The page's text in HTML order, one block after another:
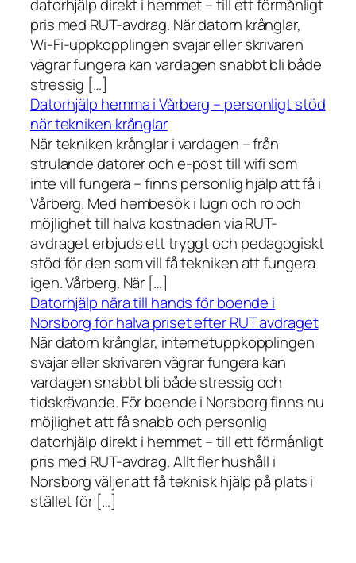
datorhjälp direkt i hemmet – till ett förmånligt
pris med RUT-avdrag. När datorn krånglar,
Wi-Fi-uppkopplingen svajar eller skrivaren
vägrar fungera kan vardagen snabbt bli både
stressig […]
Datorhjälp hemma i Vårberg – personligt stöd
när tekniken krånglar
När tekniken krånglar i vardagen – från
strulande datorer och e-post till wifi som
inte vill fungera – finns personlig hjälp att få i
Vårberg. Med hembesök i lugn och ro och
möjlighet till halva kostnaden via RUT-
avdraget erbjuds ett tryggt och pedagogiskt
stöd för den som vill få tekniken att fungera
igen. Vårberg. När […]
Datorhjälp nära till hands för boende i
Norsborg för halva priset efter RUT avdraget
När datorn krånglar, internetuppkopplingen
svajar eller skrivaren vägrar fungera kan
vardagen snabbt bli både stressig och
tidskrävande. För boende i Norsborg finns nu
möjlighet att få snabb och personlig
datorhjälp direkt i hemmet – till ett förmånligt
pris med RUT-avdrag. Allt fler hushåll i
Norsborg väljer att få teknisk hjälp på plats i
stället för […]